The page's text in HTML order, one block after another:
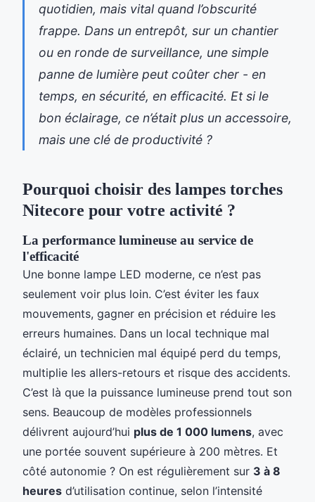
quotidien, mais vital quand l’obscurité
frappe. Dans un entrepôt, sur un chantier
ou en ronde de surveillance, une simple
panne de lumière peut coûter cher - en
temps, en sécurité, en efficacité. Et si le
bon éclairage, ce n’était plus un accessoire,
mais une clé de productivité ?
Pourquoi choisir des lampes torches
Nitecore pour votre activité ?
La performance lumineuse au service de
l'efficacité
Une bonne lampe LED moderne, ce n’est pas
seulement voir plus loin. C’est éviter les faux
mouvements, gagner en précision et réduire les
erreurs humaines. Dans un local technique mal
éclairé, un technicien mal équipé perd du temps,
multiplie les allers-retours et risque des accidents.
C’est là que la puissance lumineuse prend tout son
sens. Beaucoup de modèles professionnels
délivrent aujourd’hui plus de 1 000 lumens, avec
une portée souvent supérieure à 200 mètres. Et
côté autonomie ? On est régulièrement sur 3 à 8
heures d’utilisation continue, selon l’intensité